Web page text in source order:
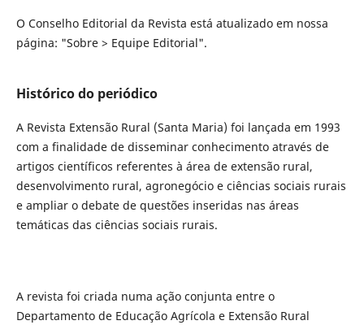
O Conselho Editorial da Revista está atualizado em nossa
página: "Sobre > Equipe Editorial".
Histórico do periódico
A Revista Extensão Rural (Santa Maria) foi lançada em 1993
com a finalidade de disseminar conhecimento através de
artigos científicos referentes à área de extensão rural,
desenvolvimento rural, agronegócio e ciências sociais rurais
e ampliar o debate de questões inseridas nas áreas
temáticas das ciências sociais rurais.
A revista foi criada numa ação conjunta entre o
Departamento de Educação Agrícola e Extensão Rural